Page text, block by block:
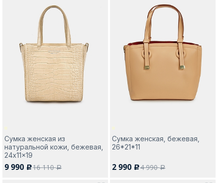
Сумка женская из
натуральной кожи, бежевая,
24x11x19
9 990 c16 110a
Сумка женская, бежевая,
26*21*11
2 990 c4 990a